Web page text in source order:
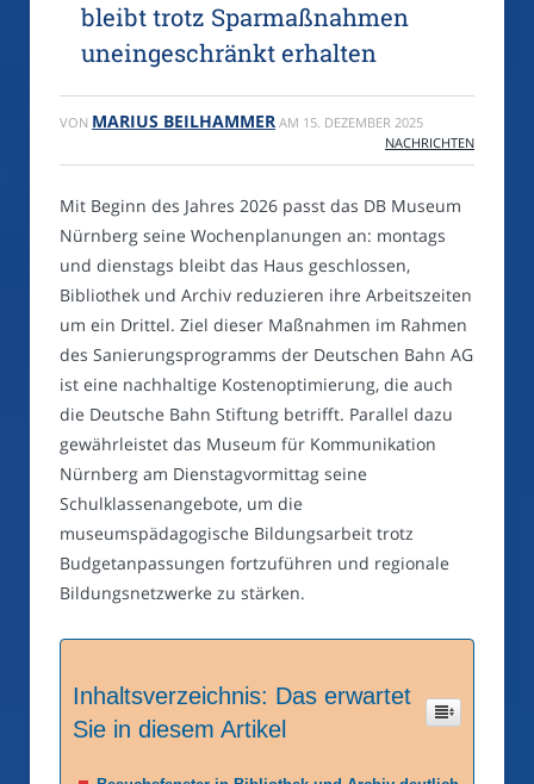
bleibt trotz Sparmaßnahmen
uneingeschränkt erhalten
VON MARIUS BEILHAMMER AM 15. DEZEMBER 2025
NACHRICHTEN
Mit Beginn des Jahres 2026 passt das DB Museum
Nürnberg seine Wochenplanungen an: montags
und dienstags bleibt das Haus geschlossen,
Bibliothek und Archiv reduzieren ihre Arbeitszeiten
um ein Drittel. Ziel dieser Maßnahmen im Rahmen
des Sanierungsprogramms der Deutschen Bahn AG
ist eine nachhaltige Kostenoptimierung, die auch
die Deutsche Bahn Stiftung betrifft. Parallel dazu
gewährleistet das Museum für Kommunikation
Nürnberg am Dienstagvormittag seine
Schulklassenangebote, um die
museumspädagogische Bildungsarbeit trotz
Budgetanpassungen fortzuführen und regionale
Bildungsnetzwerke zu stärken.
Inhaltsverzeichnis: Das erwartet
Sie in diesem Artikel